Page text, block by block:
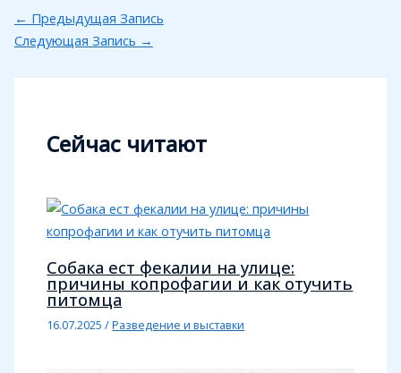
← Предыдущая Запись
Следующая Запись →
Сейчас читают
Собака ест фекалии на улице:
причины копрофагии и как отучить
питомца
16.07.2025/Разведение и выставки